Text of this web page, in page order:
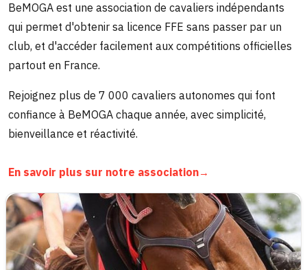
BeMOGA est une association de cavaliers indépendants
qui permet d'obtenir sa licence FFE sans passer par un
club, et d'accéder facilement aux compétitions officielles
partout en France.
Rejoignez plus de 7 000 cavaliers autonomes qui font
confiance à BeMOGA chaque année, avec simplicité,
bienveillance et réactivité.
En savoir plus sur notre association→